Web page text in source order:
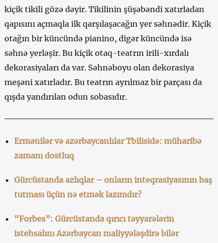
kiçik tikili gözə dəyir. Tikilinin şüşəbəndi xatırladan
qapısını açmaqla ilk qarşılaşacağın yer səhnədir. Kiçik
otağın bir küncündə pianino, digər küncündə isə
səhnə yerləşir. Bu kiçik otaq-teatrın irili-xırdalı
dekorasiyaları da var. Səhnəboyu olan dekorasiya
meşəni xatırladır. Bu teatrın ayrılmaz bir parçası da
qışda yandırılan odun sobasıdır.
Ermənilər və azərbaycanlılar Tbilisidə: müharibə
zamanı dostluq
Gürcüstanda azlıqlar – onların inteqrasiyasının baş
tutması üçün nə etmək lazımdır?
“Forbes”: Gürcüstanda qırıcı təyyarələrin
istehsalını Azərbaycan maliyyələşdirə bilər